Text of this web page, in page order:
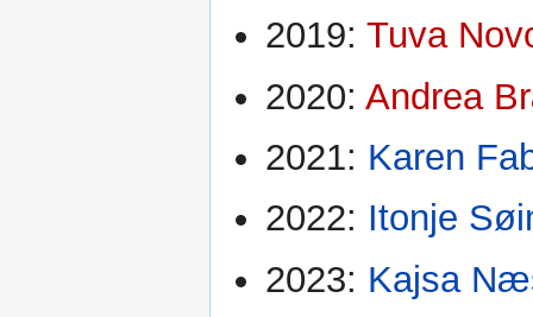
2019:Tuva
2020:Andrea
2021: Karen
2022: Itonje
2023: Kajsa